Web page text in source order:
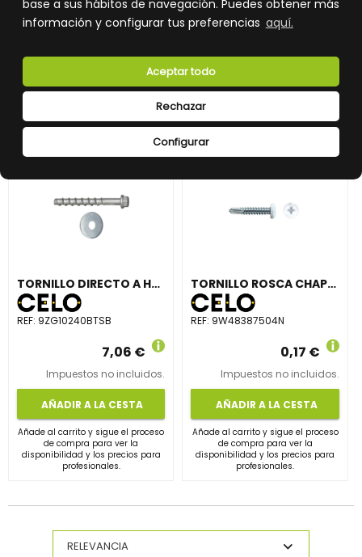
base a sus hábitos de navegación. Puedes obtener más
información y configurar tus preferencias aquí.
Configurar
Rechazar
Aceptar todo
AÑADIR A LA CESTA
Añade al carrito y sigue el proceso
disponibilidad y los precios para
profesionales.
AÑADIR A LA CESTA
Añade al carrito y sigue el proceso
disponibilidad y los precios para
profesionales.
TORNILLO DIRECTO A HORMIGÓN BTS 10-240 CABEZA HEXAGONAL CINCADO ALUMINIO
REF: 9ZG10240BTSB
7,06 €
Impuestos no incluidos.
AÑADIR A LA CESTA
Añade al carrito y sigue el proceso
de compra para ver la
disponibilidad y los precios para
profesionales.
TORNILLO ROSCA CHAPA DIN7504-N 4.8x38mm LACADO BLANCO
REF: 9W48387504N
0,17 €
Impuestos no incluidos.
AÑADIR A LA CESTA
Añade al carrito y sigue el proceso
de compra para ver la
disponibilidad y los precios para
profesionales.